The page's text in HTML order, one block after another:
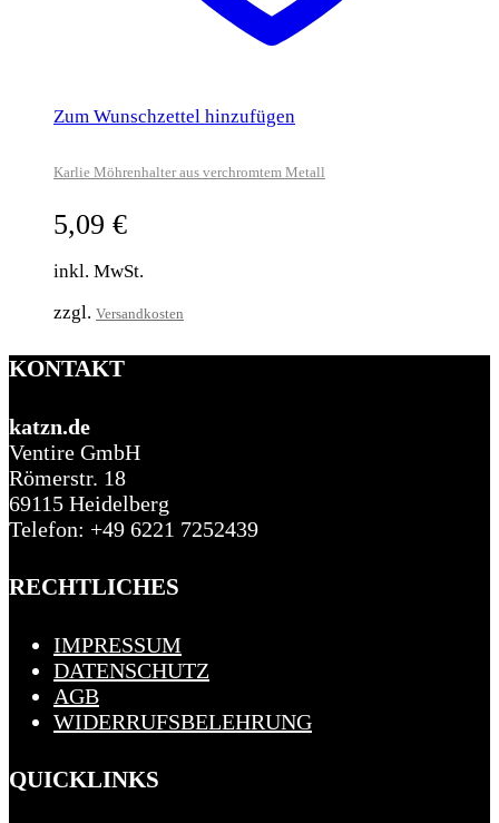
Zum Wunschzettel hinzufügen
Karlie Möhrenhalter aus verchromtem Metall
5,09 €
inkl. MwSt.
zzgl. Versandkosten
KONTAKT
katzn.de
Ventire GmbH
Römerstr. 18
69115 Heidelberg
Telefon: +49 6221 7252439
RECHTLICHES
IMPRESSUM
DATENSCHUTZ
AGB
WIDERRUFSBELEHRUNG
QUICKLINKS